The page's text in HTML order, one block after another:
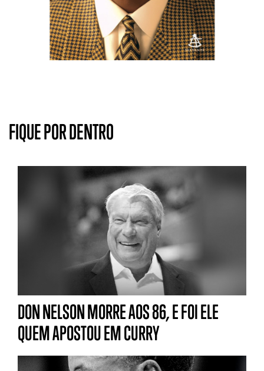
FIQUE POR DENTRO
DON NELSON MORRE AOS 86, E FOI ELE
QUEM APOSTOU EM CURRY